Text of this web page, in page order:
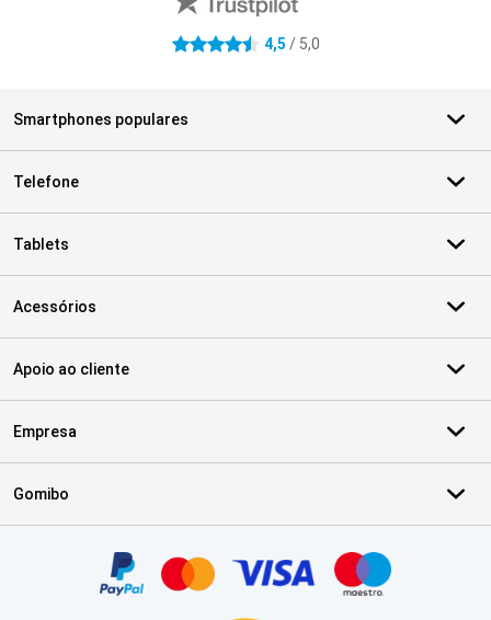
4.5 estrelas 4,5 / 5,0
Smartphones populares
Telefone
Tablets
Acessórios
Apoio ao cliente
Empresa
Gomibo